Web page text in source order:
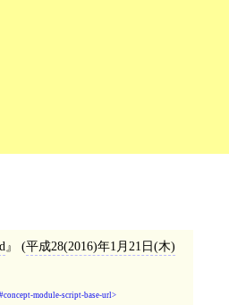
(平成28(2016)年1月21日(木)
module-script-base-url